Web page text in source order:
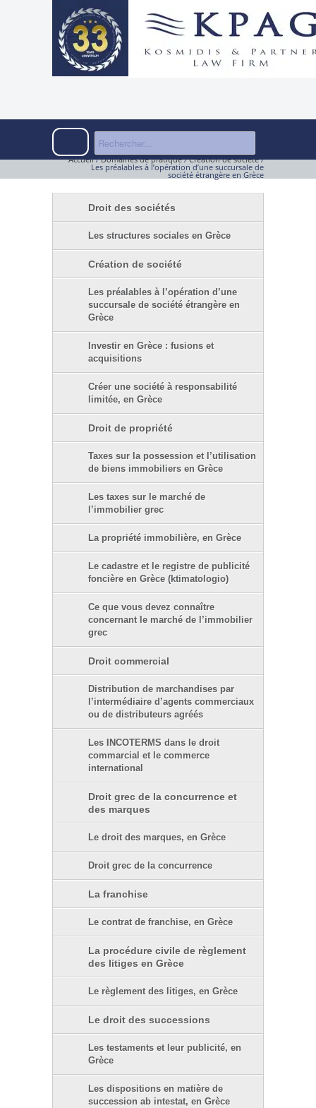
Accueil/Domaines de pratique/Création de société/
Les préalables à l’opération d’une succursale de
société étrangère en Grèce
Droit des sociétés
Les structures sociales en Grèce
Création de société
Les préalables à l’opération d’une
succursale de société étrangère en
Grèce
Investir en Grèce : fusions et
acquisitions
Créer une société à responsabilité
limitée, en Grèce
Droit de propriété
Taxes sur la possession et l’utilisation
de biens immobiliers en Grèce
Les taxes sur le marché de
l’immobilier grec
La propriété immobilière, en Grèce
Le cadastre et le registre de publicité
foncière en Grèce (ktimatologio)
Ce que vous devez connaître
concernant le marché de l’immobilier
grec
Droit commercial
Distribution de marchandises par
l’intermédiaire d’agents commerciaux
ou de distributeurs agréés
Les INCOTERMS dans le droit
commarcial et le commerce
international
Droit grec de la concurrence et
des marques
Le droit des marques, en Grèce
Droit grec de la concurrence
La franchise
Le contrat de franchise, en Grèce
La procédure civile de règlement
des litiges en Grèce
Le règlement des litiges, en Grèce
Le droit des successions
Les testaments et leur publicité, en
Grèce
Les dispositions en matière de
succession ab intestat, en Grèce